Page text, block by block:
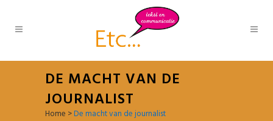
DE MACHT VAN DE
JOURNALIST
Home >De macht van de journalist